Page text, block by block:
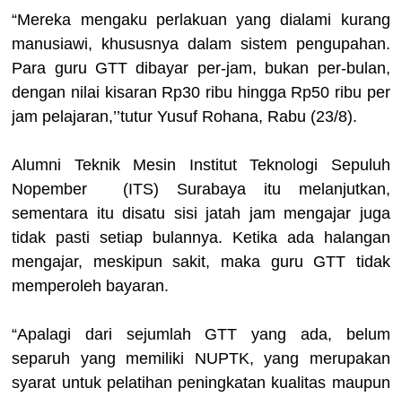
“Mereka mengaku perlakuan yang dialami kurang
manusiawi, khususnya dalam sistem pengupahan.
Para guru GTT dibayar per-jam, bukan per-bulan,
dengan nilai kisaran Rp30 ribu hingga Rp50 ribu per
jam pelajaran,’’tutur Yusuf Rohana, Rabu (23/8).
Alumni Teknik Mesin Institut Teknologi Sepuluh
Nopember (ITS) Surabaya itu melanjutkan,
sementara itu disatu sisi jatah jam mengajar juga
tidak pasti setiap bulannya. Ketika ada halangan
mengajar, meskipun sakit, maka guru GTT tidak
memperoleh bayaran.
“Apalagi dari sejumlah GTT yang ada, belum
separuh yang memiliki NUPTK, yang merupakan
syarat untuk pelatihan peningkatan kualitas maupun